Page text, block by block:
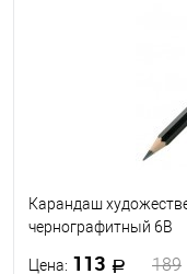
Карандаш
чернографитный 6B
Цена: 113 189